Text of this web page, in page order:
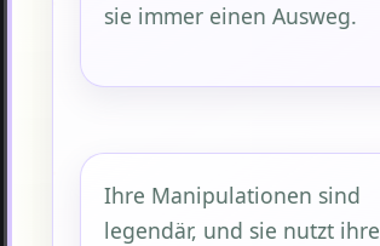
sie immer einen Ausweg.
Ihre Manipulationen sind
legendär, und sie nutzt ihre